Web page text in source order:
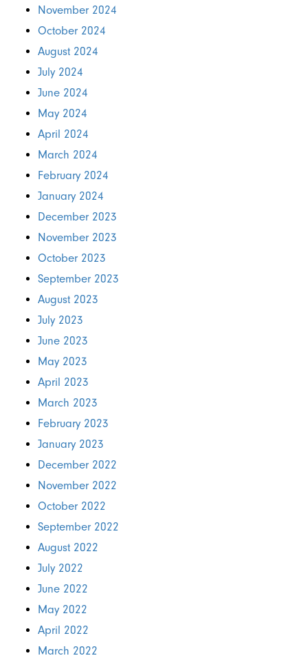
November 2024
October 2024
August 2024
July 2024
June 2024
May 2024
April 2024
March 2024
February 2024
January 2024
December 2023
November 2023
October 2023
September 2023
August 2023
July 2023
June 2023
May 2023
April 2023
March 2023
February 2023
January 2023
December 2022
November 2022
October 2022
September 2022
August 2022
July 2022
June 2022
May 2022
April 2022
March 2022